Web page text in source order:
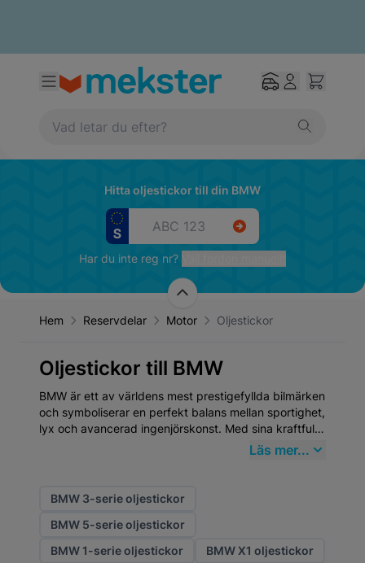
Hitta oljestickor till din BMW
Har du inte reg nr?
Hem Reservdelar Motor Oljestickor
Oljestickor till BMW
BMW är ett av världens mest prestigefyllda bilmärken
och symboliserar en perfekt balans mellan sportighet,
lyx och avancerad ingenjörskonst. Med sina kraftfulla
motorer, precisa köregenskaper och exklusiva
bibehålla bilens prestanda och kvalitet är högklassiga
Oljestickor från Mekster.se ett smart val.
Läs mer...
BMW 3-serie oljestickor
BMW 5-serie oljestickor
BMW 1-serie oljestickor
BMW X1 oljestickor